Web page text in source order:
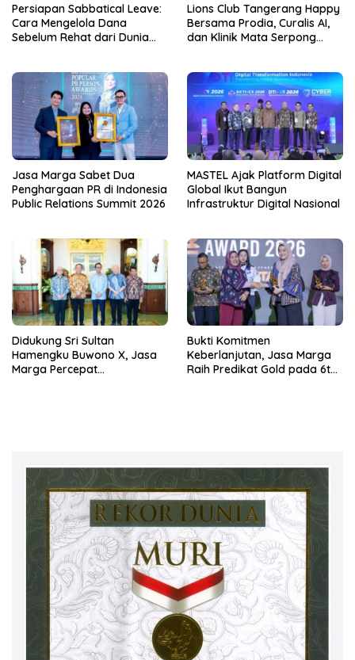
Persiapan Sabbatical Leave:
Cara Mengelola Dana
Sebelum Rehat dari Dunia
Lions Club Tangerang Happy
Bersama Prodia, Curalis AI,
dan Klinik Mata Serpong
Bakti Sosial Kesehatan
Jasa Marga Sabet Dua
Penghargaan PR di Indonesia
Public Relations Summit 2026
MASTEL Ajak Platform Digital
Global Ikut Bangun
Infrastruktur Digital Nasional
Didukung Sri Sultan
Hamengku Buwono X, Jasa
Marga Percepat
Bukti Komitmen
Keberlanjutan, Jasa Marga
Raih Predikat Gold pada 6th